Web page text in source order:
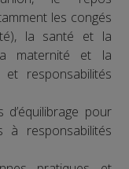
les congés
la santé et la
maternité et la
responsabilités
pour
à responsabilités